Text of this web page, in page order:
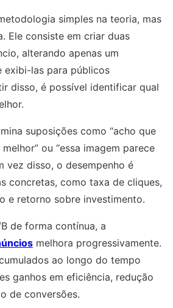
simples na teoria, mas
Ele consiste em criar duas
alterando apenas um
exibi-las para públicos
disso, é possível identificar qual
suposições como “acho que
ou “essa imagem parece
vez disso, o desempenho é
concretas, como taxa de cliques,
e retorno sobre investimento.
de forma contínua, a
melhora progressivamente.
ao longo do tempo
ganhos em eficiência, redução
de conversões.